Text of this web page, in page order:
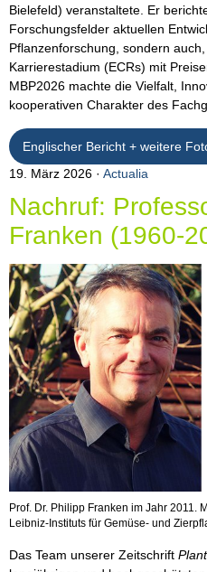
Bielefeld) veranstaltete. Er
Forschungsfelder aktuellen
Pflanzenforschung, sondern
Karrierestadium (ECRs) mit
MBP2026 machte die Vielfalt,
kooperativen Charakter des
Englischer Bericht + weitere
19. März 2026
Actualia
Nachruf:
Franken (1960-
Prof. Dr. Philipp Franken im Jahr 2011.
Leibniz-Instituts für Gemüse- und
Das Team unserer Zeitschrift